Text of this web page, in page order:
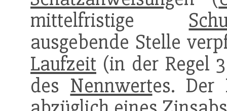
mittelfristige
ausgebende Stelle
Laufzeit (in der Regel
des Nennwertes.